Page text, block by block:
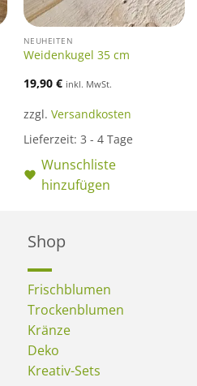
NEUHEITEN
Weidenkugel 35 cm
19,90 € inkl. MwSt.
zzgl. Versandkosten
Lieferzeit: 3 - 4 Tage
Wunschliste
hinzufügen
Shop
Frischblumen
Trockenblumen
Kränze
Deko
Kreativ-Sets